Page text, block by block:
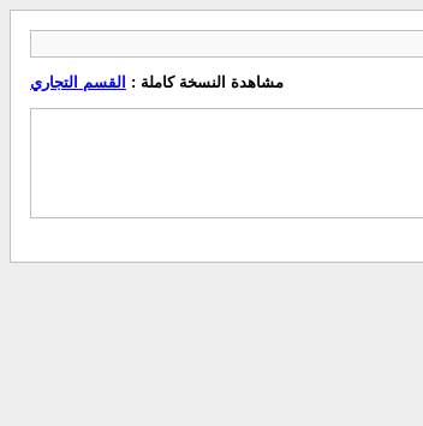
مشاهدة النسخة كاملة : القسم التجاري